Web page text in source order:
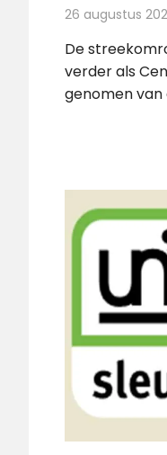
26 augustus
De
verder als
genomen van